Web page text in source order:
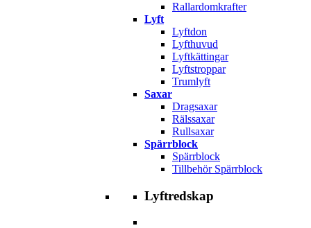
Rallardomkrafter
Lyft
Lyftdon
Lyfthuvud
Lyftkättingar
Lyftstroppar
Trumlyft
Saxar
Dragsaxar
Rälssaxar
Rullsaxar
Spärrblock
Spärrblock
Tillbehör Spärrblock
Lyftredskap